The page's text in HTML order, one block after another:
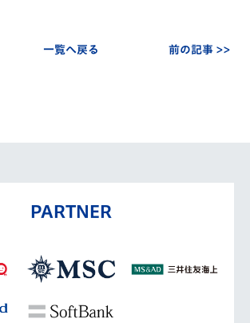
一覧へ戻る 前の記事 >>
PARTNER